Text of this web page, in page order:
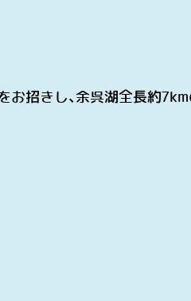
お招きし、余呉湖全長約7km